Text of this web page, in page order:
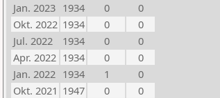
Jan. 2023 1934 0
0
Okt. 2022 1934 0
0
Jul. 2022
1934 0
0
Apr. 2022 1934 0
0
Jan. 2022 1934 1
0
Okt. 2021 1947 0
0